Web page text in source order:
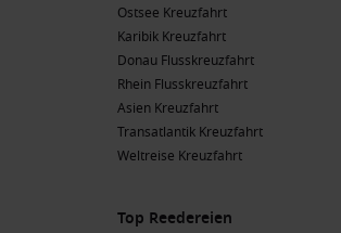
Falls
Australien: Die Horizontal
Naturschauspiel, wenn
Schlucht schießt. Eine Bootstour zu den
Höhepunkten des Besuchs.
Schwimmen und
den Falls.
nicht nur schwimmen, sondern auch
Ostsee Kreuzfahrt
Karibik Kreuzfahrt
Donau Flusskreuzfahrt
Rhein Flusskreuzfahrt
Asien Kreuzfahrt
Transatlantik Kreuzfahrt
Weltreise Kreuzfahrt
Top Reedereien